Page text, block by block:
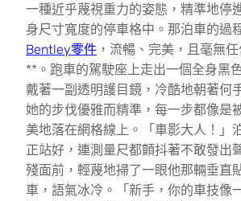
一種近乎蔑視重力的姿態，精準地停
身尺寸寬度的停車格中。那泊車的過
Bentley零件 ，流暢、完美，且毫無
**。跑車的駕駛座上走出一個全身黑
戴著一副透明護目鏡，冷酷地朝著何
她的步伐優雅而精準，每一步都像是
美地落在網格線上。「車影大人！」
正站好，連測量尺都顫抖著不敢發出
殘面前，輕蔑地掃了一眼他那輛垂直
車，語氣冰冷。「新手，你的車技像